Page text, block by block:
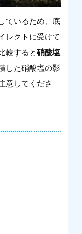
ているため、底
レクトに受けて
較すると硝酸塩
した硝酸塩の影
意してくださ